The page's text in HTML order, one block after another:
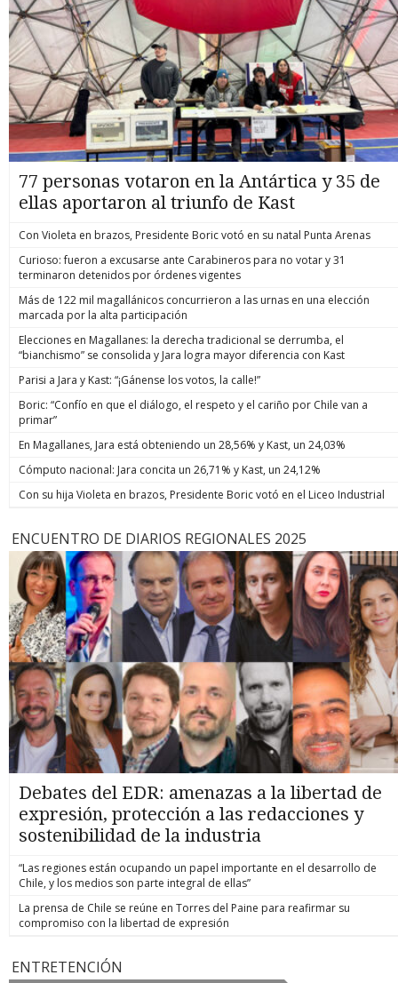
77 personas votaron en la Antártica y 35 de
ellas aportaron al triunfo de Kast
Con Violeta en brazos, Presidente Boric votó en su natal Punta Arenas
Curioso: fueron a excusarse ante Carabineros para no votar y 31
terminaron detenidos por órdenes vigentes
Más de 122 mil magallánicos concurrieron a las urnas en una elección
marcada por la alta participación
Elecciones en Magallanes: la derecha tradicional se derrumba, el
“bianchismo” se consolida y Jara logra mayor diferencia con Kast
Parisi a Jara y Kast: “¡Gánense los votos, la calle!”
Boric: “Confío en que el diálogo, el respeto y el cariño por Chile van a
primar”
En Magallanes, Jara está obteniendo un 28,56% y Kast, un 24,03%
Cómputo nacional: Jara concita un 26,71% y Kast, un 24,12%
Con su hija Violeta en brazos, Presidente Boric votó en el Liceo Industrial
ENCUENTRO DE DIARIOS REGIONALES 2025
Debates del EDR: amenazas a la libertad de
expresión, protección a las redacciones y
sostenibilidad de la industria
“Las regiones están ocupando un papel importante en el desarrollo de
Chile, y los medios son parte integral de ellas”
La prensa de Chile se reúne en Torres del Paine para reafirmar su
compromiso con la libertad de expresión
ENTRETENCIÓN